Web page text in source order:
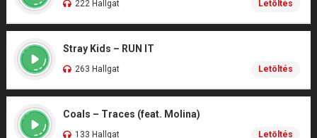
222 Hallgat Letöltés
Stray Kids – RUN IT
263 Hallgat Letöltés
Coals – Traces (feat. Molina)
133 Hallgat Letöltés